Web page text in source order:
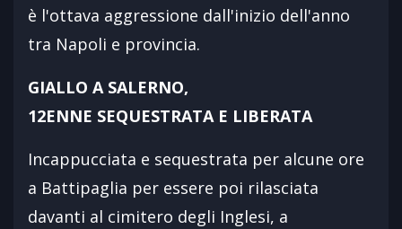
è l'ottava aggressione dall'inizio dell'anno
tra Napoli e provincia.
GIALLO A SALERNO,
12ENNE SEQUESTRATA E LIBERATA
Incappucciata e sequestrata per alcune ore
a Battipaglia per essere poi rilasciata
davanti al cimitero degli Inglesi, a